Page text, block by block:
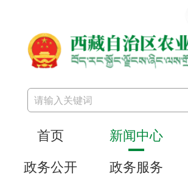
首页 新闻中心
政务公开 政务服务